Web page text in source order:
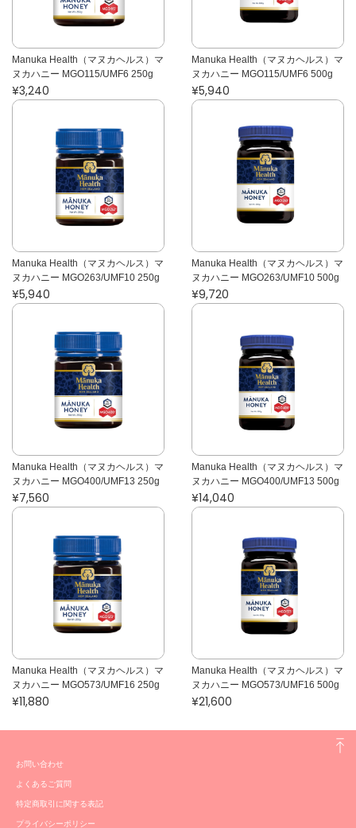
Manuka Health（マヌカヘルス）マ
ヌカハニー MGO115/UMF6 250g
¥3,240
Manuka Health（マヌカヘルス）マ
ヌカハニー MGO115/UMF6 500g
¥5,940
Manuka Health（マヌカヘルス）マ
ヌカハニー MGO263/UMF10 250g
¥5,940
Manuka Health（マヌカヘルス）マ
ヌカハニー MGO263/UMF10 500g
¥9,720
Manuka Health（マヌカヘルス）マ
ヌカハニー MGO400/UMF13 250g
¥7,560
Manuka Health（マヌカヘルス）マ
ヌカハニー MGO400/UMF13 500g
¥14,040
Manuka Health（マヌカヘルス）マ
ヌカハニー MGO573/UMF16 250g
¥11,880
Manuka Health（マヌカヘルス）マ
ヌカハニー MGO573/UMF16 500g
¥21,600
お問い合わせ
よくあるご質問
特定商取引に関する表記
プライバシーポリシー